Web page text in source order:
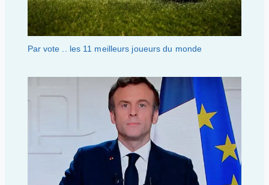
Par vote .. les 11 meilleurs joueurs du monde